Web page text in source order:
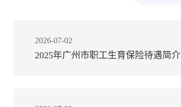
2026-07-02
2025年广州市职工生育保险待遇简介